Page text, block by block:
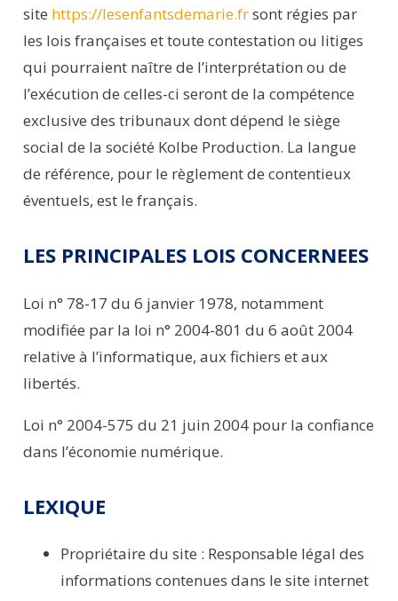
site https://lesenfantsdemarie.frsont régies par
les lois françaises et toute contestation ou litiges
qui pourraient naître de l’interprétation ou de
l’exécution de celles-ci seront de la compétence
exclusive des tribunaux dont dépend le siège
social de la société Kolbe Production. La langue
de référence, pour le règlement de contentieux
éventuels, est le français.
LES PRINCIPALES LOIS CONCERNEES
Loi n° 78-17 du 6 janvier 1978, notamment
modifiée par la loi n° 2004-801 du 6 août 2004
relative à l’informatique, aux fichiers et aux
libertés.
Loi n° 2004-575 du 21 juin 2004 pour la confiance
dans l’économie numérique.
LEXIQUE
Propriétaire du site : Responsable légal des
informations contenues dans le site internet